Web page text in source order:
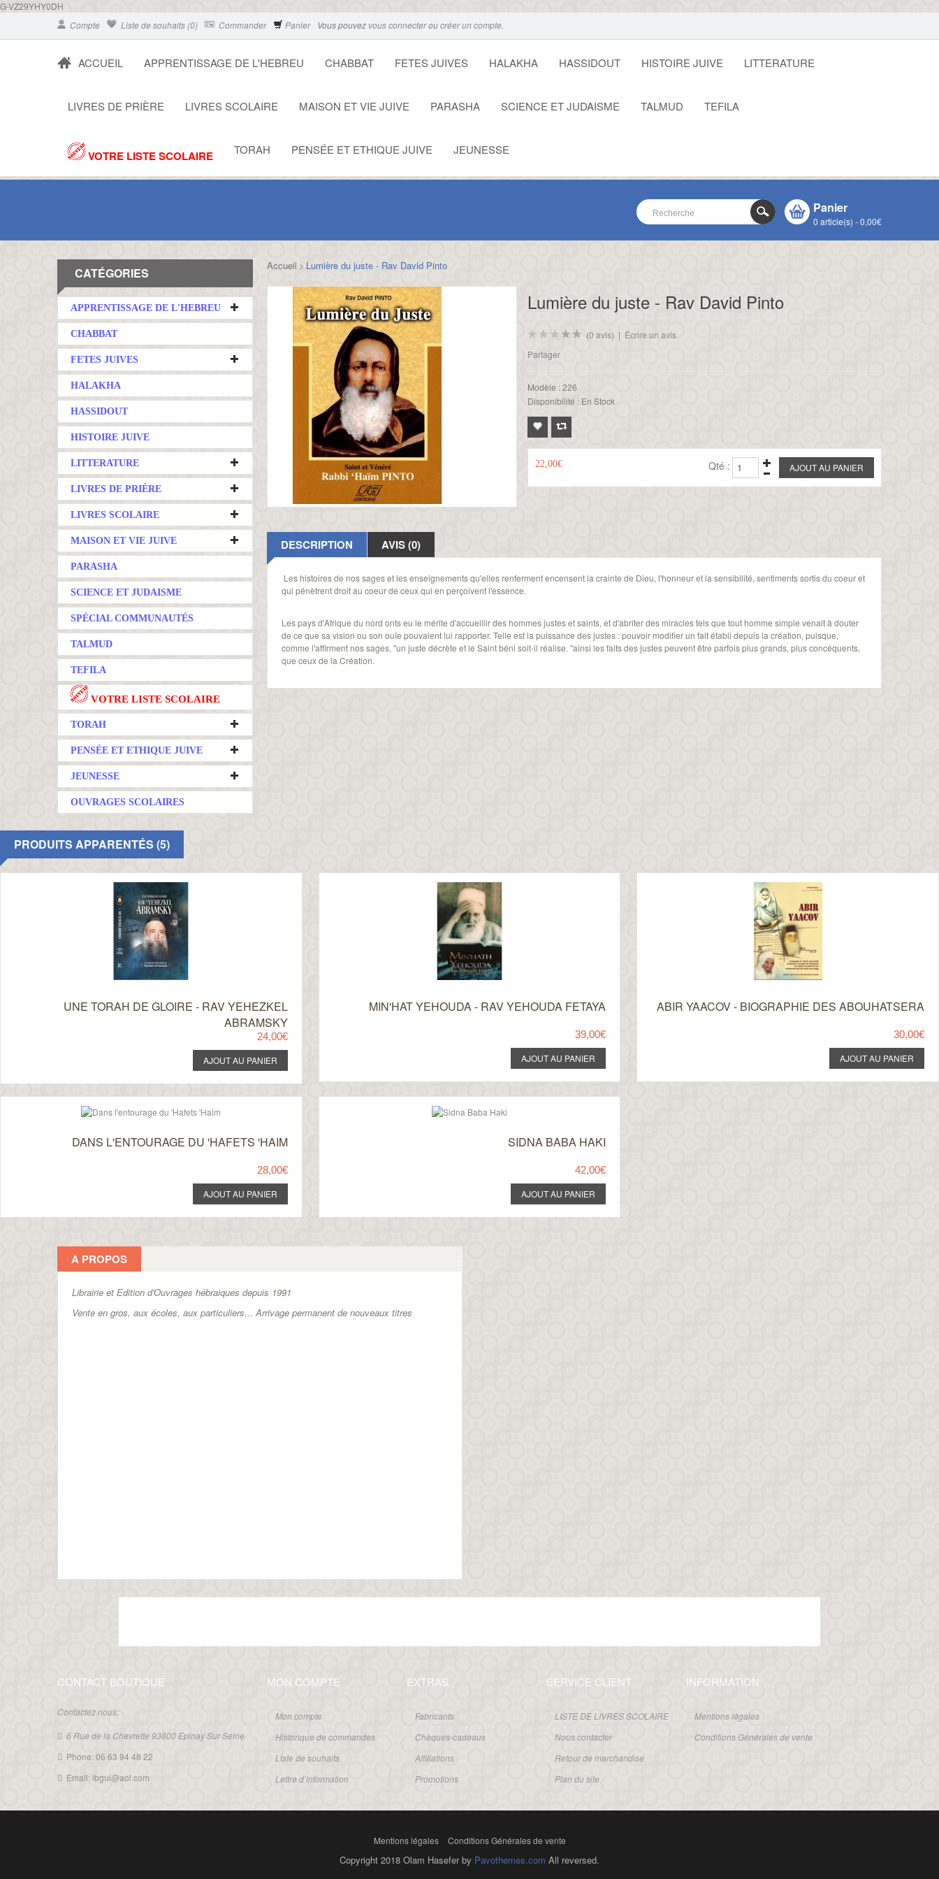
G-VZ29YHY0DH
Compte
Liste de souhaits (0) Commander Panier Vous pouvez vous connecteroucréer un compte.
ACCUEIL APPRENTISSAGE DE L'HEBREU CHABBAT FETES JUIVES HALAKHA HASSIDOUT HISTOIRE JUIVE LITTERATURE
LIVRES DE PRIÈRE LIVRES SCOLAIRE MAISON ET VIE JUIVE PARASHA SCIENCE ET JUDAISME TALMUD TEFILA
VOTRE LISTE SCOLAIRE TORAH PENSÉE ET ETHIQUE JUIVE JEUNESSE
Panier
0 article(s) - 0,00€
CATÉGORIES
APPRENTISSAGE DE L'HEBREU
CHABBAT
FETES JUIVES
HALAKHA
HASSIDOUT
HISTOIRE JUIVE
LITTERATURE
LIVRES DE PRIÈRE
LIVRES SCOLAIRE
MAISON ET VIE JUIVE
PARASHA
SCIENCE ET JUDAISME
SPÉCIAL COMMUNAUTÉS
TALMUD
TEFILA
VOTRE LISTE SCOLAIRE
TORAH
PENSÉE ET ETHIQUE JUIVE
JEUNESSE
OUVRAGES SCOLAIRES
Accueil > Lumière du juste - Rav David Pinto
Lumière du juste - Rav David Pinto
(0 avis) | Écrire un avis
Partager
Modèle :226
Disponibilité :En Stock
22,00€ Qté :
DESCRIPTION AVIS (0)
Les histoires de nos sages et les enseignements qu'elles renferment encensent la crainte de Dieu, l'honneur et la sensibilité, sentiments sortis du coeur et
qui pénètrent droit au coeur de ceux qui en perçoivent l'essence.
Les pays d'Afrique du nord onts eu le mérite d'accueillir des hommes justes et saints, et d'abriter des miracles tels que tout homme simple venait à douter
de ce que sa vision ou son ouïe pouvaient lui rapporter. Telle est la puissance des justes : pouvoir modifier un fait établi depuis la création, puisque,
comme l'affirment nos sages, "un juste décrète et le Saint béni soit-il réalise. "ainsi les faits des justes peuvent être parfois plus grands, plus concéquents,
que ceux de la Création.
PRODUITS APPARENTÉS (5)
UNE TORAH DE GLOIRE - RAV YEHEZKEL
ABRAMSKY
24,00€
MIN'HAT YEHOUDA - RAV YEHOUDA FETAYA
39,00€
ABIR YAACOV - BIOGRAPHIE DES ABOUHATSERA
30,00€
DANS L'ENTOURAGE DU 'HAFETS 'HAIM
28,00€
SIDNA BABA HAKI
42,00€
A PROPOS
Librairie et Edition d'Ouvrages hébraiques depuis 1991
Vente en gros, aux écoles, aux particuliers...Arrivage permanent de nouveaux titres
CONTACT BOUTIQUE
Contactez nous:
6 Rue de la Chevrette 93800 Epinay Sur Seine
Phone: 06 63 94 48 22
Email: ibgui@aol.com
MON COMPTE
Mon compte
Historique de commandes
Liste de souhaits
Lettre d’information
EXTRAS
Fabricants
Chèques-cadeaux
Affiliations
Promotions
SERVICE CLIENT
LISTE DE LIVRES SCOLAIRE
Nous contacter
Retour de marchandise
Plan du site
INFORMATION
Mentions légales
Conditions Générales de vente
Mentions légales Conditions Générales de vente
Copyright 2018 Olam Hasefer by Pavothemes.com All reversed.